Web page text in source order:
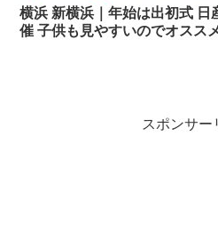
横浜 新横浜｜年始は出初式
催 子供も見やすいのでオスス
スポンサー